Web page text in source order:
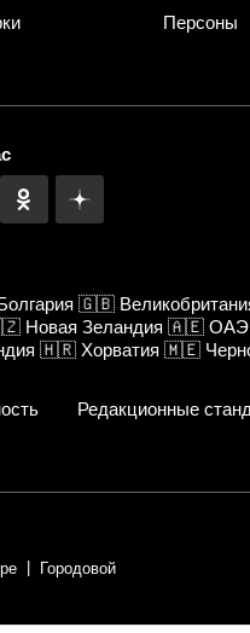
Персоны
🇬🇧
Новая Зеландия 🇦🇪 ОАЭ
🇭🇷 Хорватия 🇲🇪
Редакционные
Городовой